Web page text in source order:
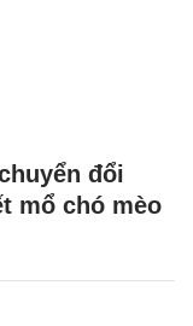
đổi
mổ chó mèo